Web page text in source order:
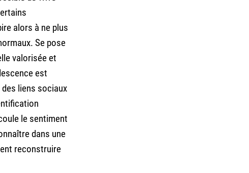
alors à ne plus
Se pose
valorisée et
est
liens sociaux
le sentiment
dans une
reconstruire